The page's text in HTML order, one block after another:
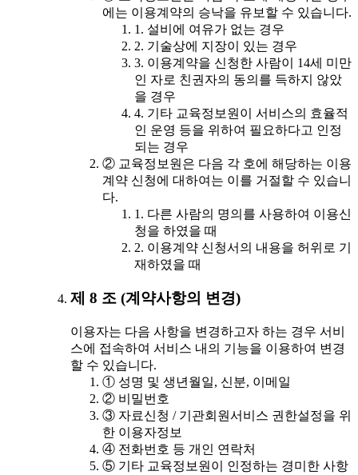
에는 이용계약의 승낙을 유보할 수 있습니다.
1. 설비에 여유가 없는 경우
2. 기술상에 지장이 있는 경우
3. 이용계약을 신청한 사람이 14세 미만
인 자로 친권자의 동의를 득하지 않았
을 경우
4. 기타 교육정보원이 서비스의 효율적
인 운영 등을 위하여 필요하다고 인정
되는 경우
② 교육정보원은 다음 각 호에 해당하는 이용
계약 신청에 대하여는 이를 거절할 수 있습니
다.
1. 다른 사람의 명의를 사용하여 이용신
청을 하였을 때
2. 이용계약 신청서의 내용을 허위로 기
재하였을 때
제 8 조 (계약사항의 변경)
이용자는 다음 사항을 변경하고자 하는 경우 서비
스에 접속하여 서비스 내의 기능을 이용하여 변경
할 수 있습니다.
① 성명 및 생년월일, 신분, 이메일
② 비밀번호
③ 자료신청 / 기관회원서비스 권한설정을 위
한 이용자정보
④ 전화번호 등 개인 연락처
⑤ 기타 교육정보원이 인정하는 경미한 사항